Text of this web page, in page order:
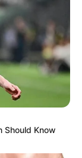
Should Know